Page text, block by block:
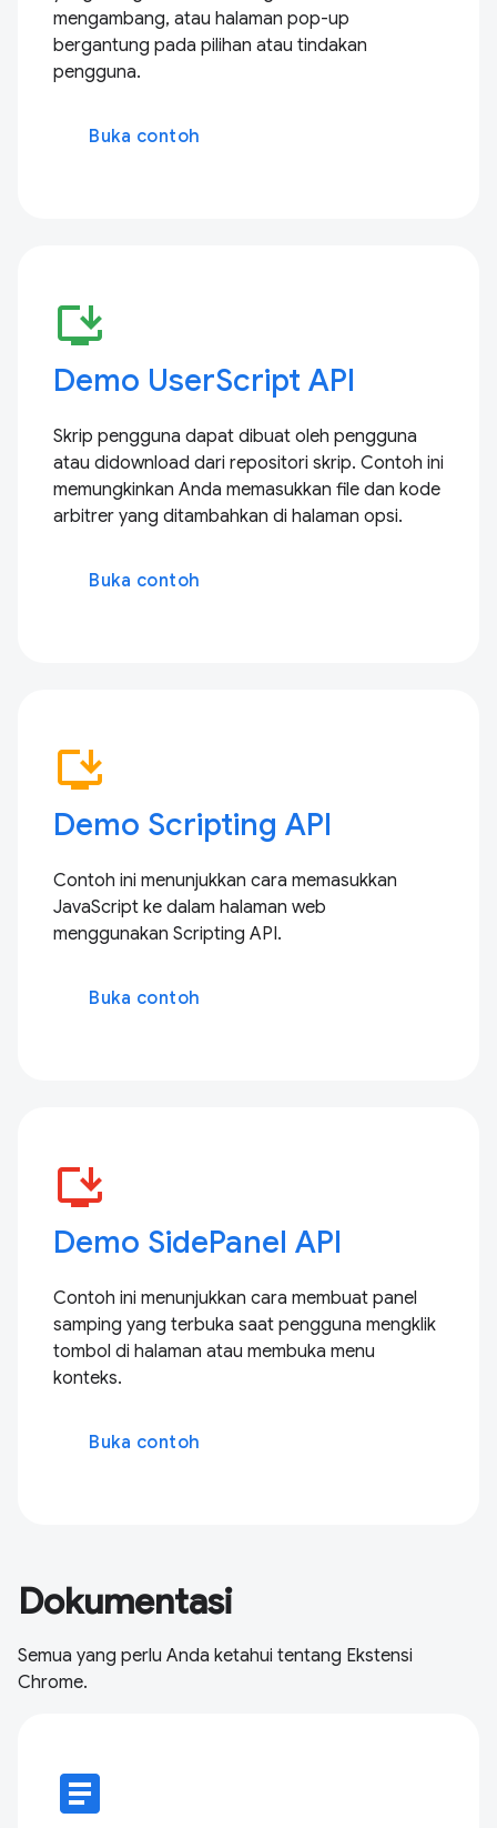
mengambang, atau halaman pop-up
bergantung pada pilihan atau tindakan
pengguna.
Buka contoh
install_desktop
Demo UserScript API
Skrip pengguna dapat dibuat oleh pengguna
atau didownload dari repositori skrip. Contoh ini
memungkinkan Anda memasukkan file dan kode
arbitrer yang ditambahkan di halaman opsi.
Buka contoh
install_desktop
Demo Scripting API
Contoh ini menunjukkan cara memasukkan
JavaScript ke dalam halaman web
menggunakan Scripting API.
Buka contoh
install_desktop
Demo SidePanel API
Contoh ini menunjukkan cara membuat panel
samping yang terbuka saat pengguna mengklik
tombol di halaman atau membuka menu
konteks.
Buka contoh
Dokumentasi
Semua yang perlu Anda ketahui tentang Ekstensi
Chrome.
article